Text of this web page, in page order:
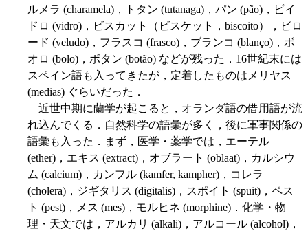
ルメラ (charamela)，トタン (tutanaga)，パン (pão)，ビイ
ドロ (vidro)，ビスカット（ビスケット，biscoito），ビロ
ード (veludo)，フラスコ (frasco)，ブランコ (blanço)，ボ
オロ (bolo)，ボタン (botão) などが残った．16世紀末には
スペイン語も入ってきたが，定着したものはメリヤス
(medias) ぐらいだった．
近世中期に蘭学が起こると，オランダ語の借用語が流
れ込んでくる．自然科学の語彙が多く，後に軍事関係の
語彙も入った．まず，医学・薬学では，エーテル
(ether)，エキス (extract)，オブラート (oblaat)，カルシウ
ム (calcium)，カンフル (kamfer, kampher)，コレラ
(cholera)，ジギタリス (digitalis)，スポイト (spuit)，ペス
ト (pest)，メス (mes)，モルヒネ (morphine)．化学・物
理・天文では，アルカリ (alkali)，アルコール (alcohol)，